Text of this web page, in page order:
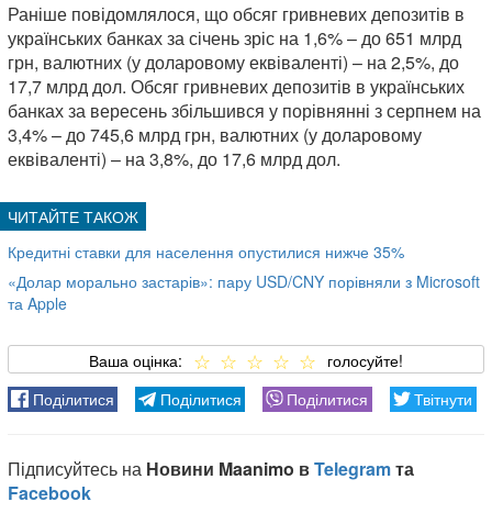
Раніше повідомлялося, що обсяг гривневих депозитів в
українських банках за січень зріс на 1,6% – до 651 млрд
грн, валютних (у доларовому еквіваленті) – на 2,5%, до
17,7 млрд дол. Обсяг гривневих депозитів в українських
банках за вересень збільшився у порівнянні з серпнем на
3,4% – до 745,6 млрд грн, валютних (у доларовому
еквіваленті) – на 3,8%, до 17,6 млрд дол.
Кредитні ставки для населення опустилися нижче 35%
«Долар морально застарів»: пару USD/CNY порівняли з Microsoft
та Apple